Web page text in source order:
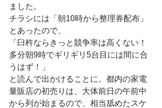
ました。
チラシには「朝10時から整理券配布」
とあったので、
「臼杵ならきっと競争率は高くない！
多分朝9時でギリギリ5台目には間に合
うはず！」
と読んで出かけることに。都内の家電
量販店の初売りは、大体前日の午前中
から列が始まるので、相当舐めたスケ